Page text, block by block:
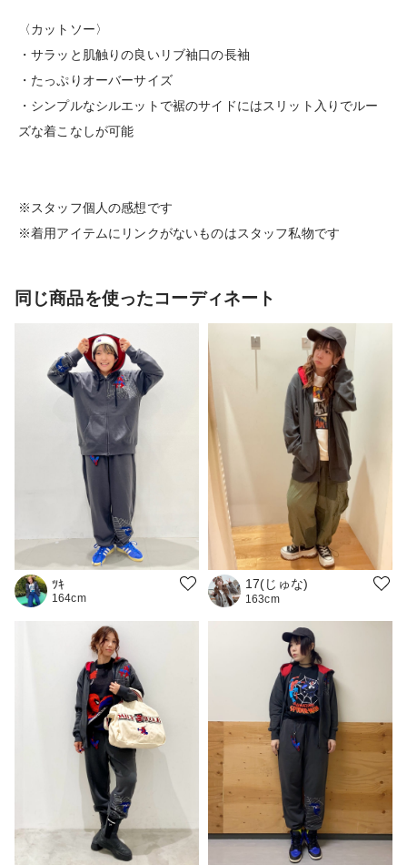
〈カットソー〉
・サラッと肌触りの良いリブ袖口の長袖
・たっぷりオーバーサイズ
・シンプルなシルエットで裾のサイドにはスリット入りでルー
ズな着こなしが可能
※スタッフ個人の感想です
※着用アイテムにリンクがないものはスタッフ私物です
同じ商品を使ったコーディネート
ﾂｷ
164cm
17(じゅな)
163cm